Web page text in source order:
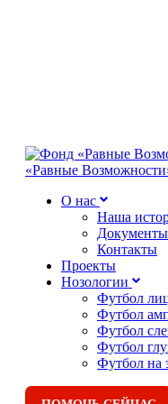
«Равные
О нас
Наша
Документы
Контакты
Проекты
Нозологии
Футбол
Футбол
Футбол
Футбол
Футбол на